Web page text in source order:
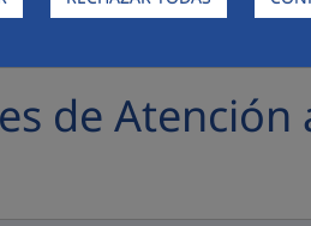
de Atención